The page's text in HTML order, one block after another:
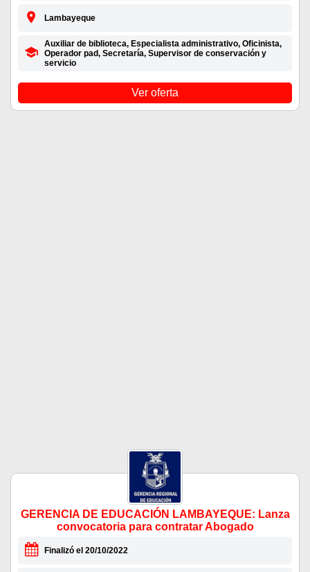
Lambayeque
Auxiliar de biblioteca, Especialista administrativo, Oficinista,
Operador pad, Secretaría, Supervisor de conservación y
servicio
Ver oferta
GERENCIA DE EDUCACIÓN LAMBAYEQUE: Lanza
convocatoria para contratar Abogado
Finalizó el 20/10/2022